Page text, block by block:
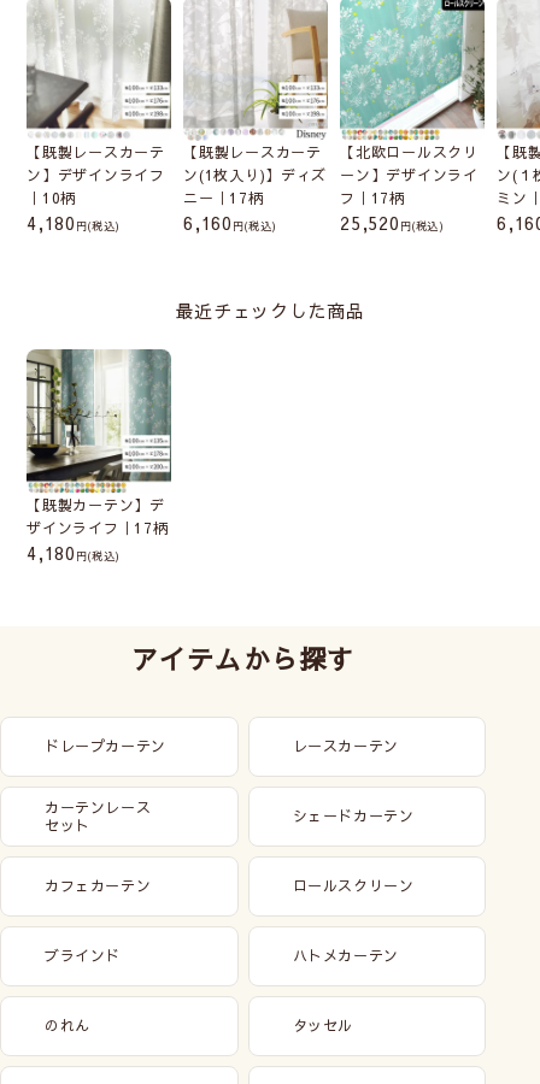
【既製レースカーテ
ン】デザインライフ
｜10柄
4,180 (税込)
【既製レースカーテ
ン(1枚入り)】ディズ
ニー｜17柄
6,160 (税込)
【北欧ロールスクリ
ーン】デザインライ
フ｜17柄
25,520 (税込)
【既
ン(１
ミン
最近チェックした商品
【既製カーテン】デ
ザインライフ｜17柄
4,180 (税込)
アイテムから探す
ドレープカーテン レースカーテン
カーテンレース
セット
シェードカーテン
カフェカーテン ロールスクリーン
ブラインド ハトメカーテン
のれん タッセル